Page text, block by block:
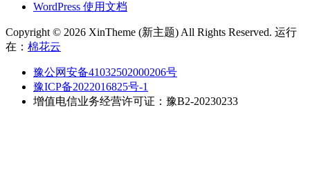
WordPress 使用文档
Copyright © 2026 XinTheme (新主题) All Rights Reserved. 运行
在： 棉花云
豫公网安备41032502000206号
豫ICP备2022016825号-1
增值电信业务经营许可证：豫B2-20230233